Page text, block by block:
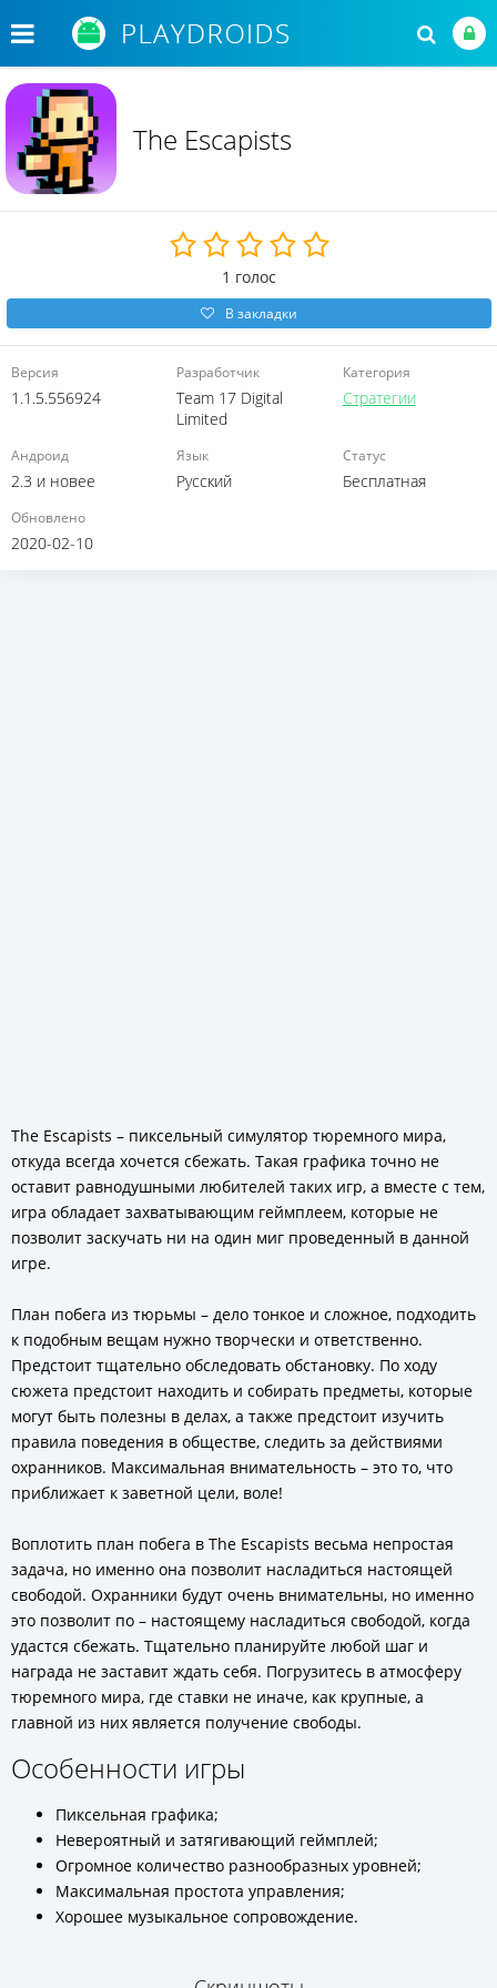
The Escapists
1 голос
В закладки
Версия
1.1.5.556924
Разработчик
Team 17 Digital
Limited
Категория
Стратегии
Андроид
2.3 и новее
Язык
Русский
Статус
Бесплатная
Обновлено
2020-02-10
The Escapists – пиксельный симулятор тюремного мира,
откуда всегда хочется сбежать. Такая графика точно не
оставит равнодушными любителей таких игр, а вместе с тем,
игра обладает захватывающим геймплеем, которые не
позволит заскучать ни на один миг проведенный в данной
игре.
План побега из тюрьмы – дело тонкое и сложное, подходить
к подобным вещам нужно творчески и ответственно.
Предстоит тщательно обследовать обстановку. По ходу
сюжета предстоит находить и собирать предметы, которые
могут быть полезны в делах, а также предстоит изучить
правила поведения в обществе, следить за действиями
охранников. Максимальная внимательность – это то, что
приближает к заветной цели, воле!
Воплотить план побега в The Escapists весьма непростая
задача, но именно она позволит насладиться настоящей
свободой. Охранники будут очень внимательны, но именно
это позволит по – настоящему насладиться свободой, когда
удастся сбежать. Тщательно планируйте любой шаг и
награда не заставит ждать себя. Погрузитесь в атмосферу
тюремного мира, где ставки не иначе, как крупные, а
главной из них является получение свободы.
Особенности игры
Пиксельная графика;
Невероятный и затягивающий геймплей;
Огромное количество разнообразных уровней;
Максимальная простота управления;
Хорошее музыкальное сопровождение.